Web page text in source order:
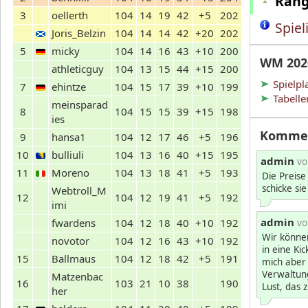
WM
admin
Die
schicke
admin
Wir
in eine
mich
Lust, das
3
oellerth 104 14 19 42 +5
202
Joris_Belzin
104 14 14 42 +20 202
5
micky 104 14 16 43 +10 200
athleticguy
104 13 15 44 +15 200
7
ehintze 104 15 17 39 +10 199
8
meinsparad
ies
104 15 15 39 +15 198
9
hansa1 104 12 17 46 +5
196
10
bulliuli 104 13 16 40 +15 195
11
Moreno 104 13 18 41 +5
193
12
Webtroll_M
imi
104 12 19 41 +5
192
fwardens
104 12 18 40 +10 192
novotor
104 12 16 43 +10 192
15
Ballmaus 104 12 18 42 +5
191
16
Matzenbac
her
103 21 10 38
190